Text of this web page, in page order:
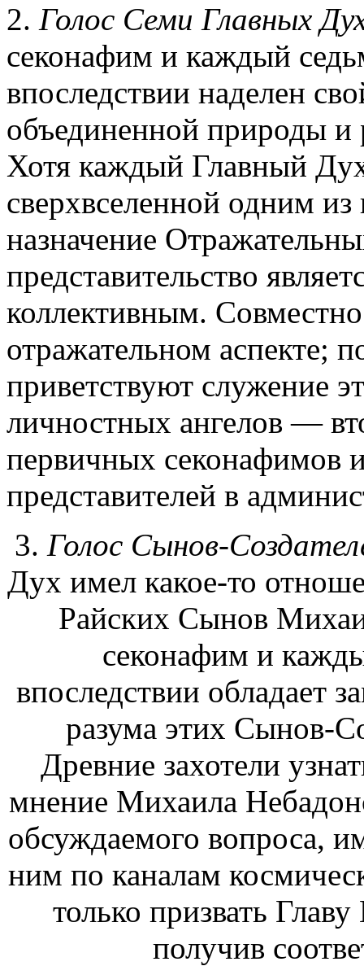
2. Голос Семи Главных
секонафим и каждый
впоследствии наделен
объединенной природы
Хотя каждый Главный
сверхвселенной одним
назначение
представительство
коллективным.
отражательном аспекте;
приветствуют служение
личностных ангелов —
первичных секонафимов
представителей в
3. Голос Сынов-
Дух имел какое-то
Райских Сынов
секонафим и
впоследствии обладает
разума этих Сынов-
Древние захотели
мнение Михаила
обсуждаемого вопроса,
ним по каналам
только призвать
получив